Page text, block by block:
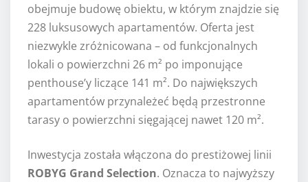
obejmuje budowę obiektu, w którym znajdzie się
228 luksusowych apartamentów. Oferta jest
niezwykle zróżnicowana – od funkcjonalnych
lokali o powierzchni 26 m² po imponujące
penthouse’y liczące 141 m². Do największych
apartamentów przynależeć będą przestronne
tarasy o powierzchni sięgającej nawet 120 m².
Inwestycja została włączona do prestiżowej linii
ROBYG Grand Selection. Oznacza to najwyższy